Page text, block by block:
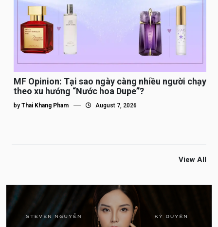
MF Opinion: Tại sao ngày càng nhiều người chạy
theo xu hướng “Nước hoa Dupe”?
by Thai Khang Pham August 7, 2026
View All